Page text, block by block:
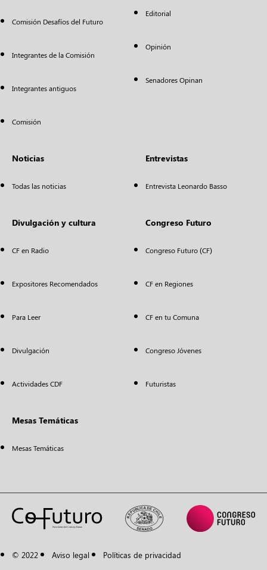
Comisión Desafíos del Futuro
Integrantes de la Comisión
Integrantes antiguos
Comisión
Editorial
Opinión
Senadores Opinan
Noticias
Todas las noticias
Entrevistas
Entrevista Leonardo Basso
Divulgación y cultura
CF en Radio
Expositores Recomendados
Para Leer
Divulgación
Actividades CDF
Congreso Futuro
Congreso Futuro (CF)
CF en Regiones
CF en tu Comuna
Congreso Jóvenes
Futuristas
Mesas Temáticas
Mesas Temáticas
© 2022 Aviso legal Políticas de privacidad